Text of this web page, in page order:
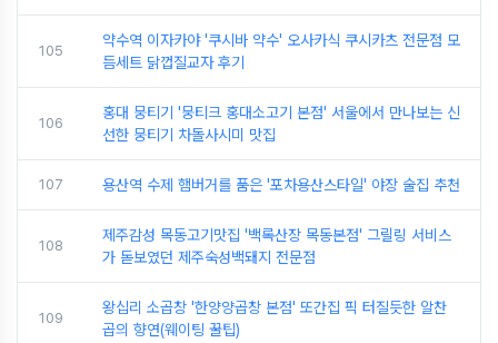
105
약수역 이자카야 '쿠시바 약수' 오사카식 쿠시카츠 전문점 모
듬세트 닭껍질교자 후기
106
홍대 뭉티기 '뭉티크 홍대소고기 본점' 서울에서 만나보는 신
선한 뭉티기 차돌사시미 맛집
107 용산역 수제 햄버거를 품은 '포차용산스타일' 야장 술집 추천
108
제주감성 목동고기맛집 '백록산장 목동본점' 그릴링 서비스
가 돋보였던 제주숙성백돼지 전문점
109
왕십리 소곱창 '한양양곱창 본점' 또간집 픽 터질듯한 알찬
곱의 향연(웨이팅 꿀팁)